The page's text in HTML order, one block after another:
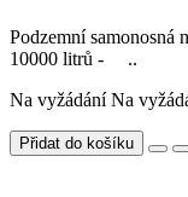
Podzemní samonosná
10000 litrů - ..
Na vyžádáníNa
Přidat do košíku